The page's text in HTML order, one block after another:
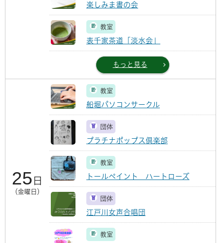
楽しみま書の会
教室
表千家茶道「淡水会」
もっと見る
25 日
（金曜日）
教室
船堀パソコンサークル
団体
プラチナポップス倶楽部
教室
トールペイント ハートローズ
団体
江戸川女声合唱団
教室